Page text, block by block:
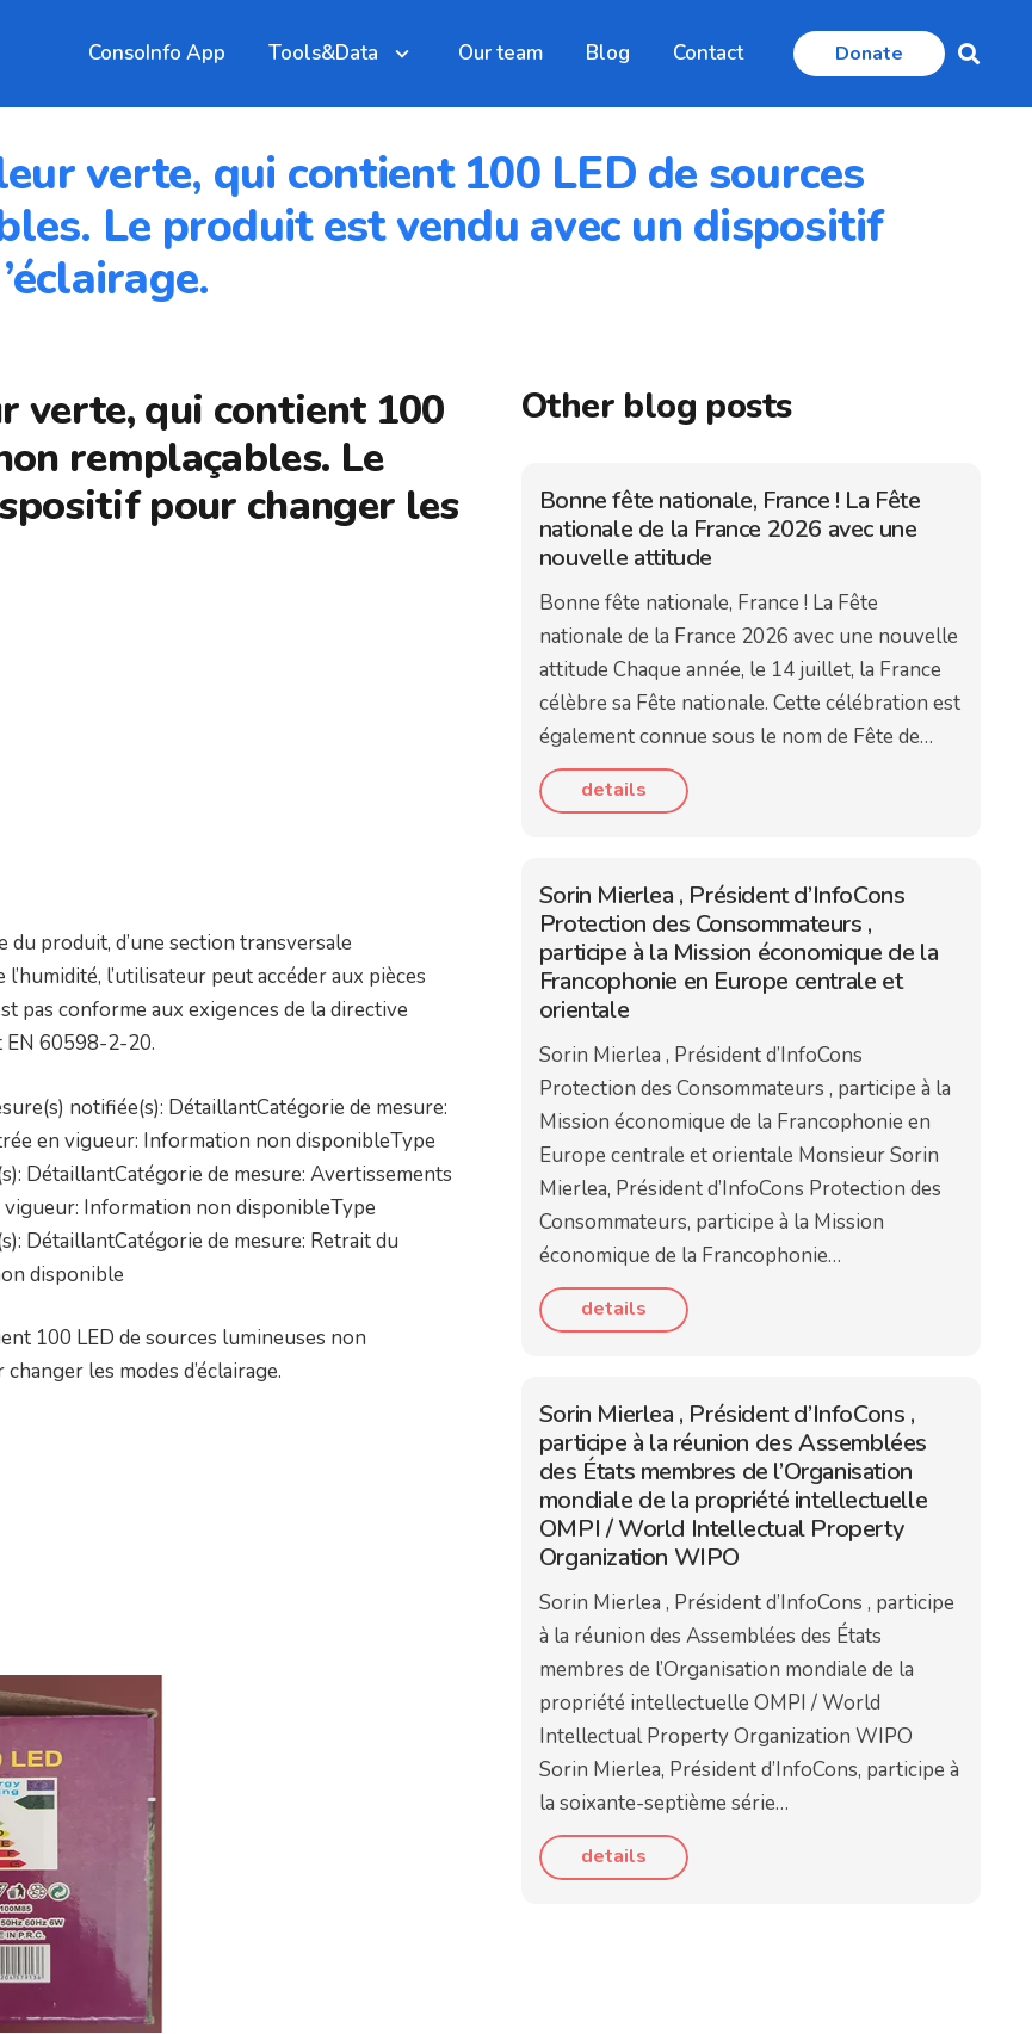
ConsoInfo App Tools&Data Our team Blog Contact Donate
verte, qui contient 100 LED de sources
Le produit est vendu avec un dispositif
verte, qui contient 100
remplaçables. Le
pour changer les
du produit, d’une section transversale
l’utilisateur peut accéder aux pièces
pas conforme aux exigences de la directive
EN 60598-2-20.
notifiée(s): DétaillantCatégorie de mesure:
en vigueur: Information non disponibleType
DétaillantCatégorie de mesure: Avertissements
vigueur: Information non disponibleType
DétaillantCatégorie de mesure: Retrait du
disponible
100 LED de sources lumineuses non
les modes d’éclairage.
Other blog posts
Bonne fête nationale, France ! La Fête
nationale de la France 2026 avec une
nouvelle attitude
Bonne fête nationale, France ! La Fête
nationale de la France 2026 avec une nouvelle
attitude Chaque année, le 14 juillet, la France
célèbre sa Fête nationale. Cette célébration est
également connue sous le nom de Fête de…
details
Sorin Mierlea , Président d’InfoCons
Protection des Consommateurs ,
participe à la Mission économique de la
Francophonie en Europe centrale et
orientale
Sorin Mierlea , Président d’InfoCons
Protection des Consommateurs , participe à la
Mission économique de la Francophonie en
Europe centrale et orientale Monsieur Sorin
Mierlea, Président d’InfoCons Protection des
Consommateurs, participe à la Mission
économique de la Francophonie…
details
Sorin Mierlea , Président d’InfoCons ,
participe à la réunion des Assemblées
des États membres de l’Organisation
mondiale de la propriété intellectuelle
OMPI / World Intellectual Property
Organization WIPO
Sorin Mierlea , Président d’InfoCons , participe
à la réunion des Assemblées des États
membres de l’Organisation mondiale de la
propriété intellectuelle OMPI / World
Intellectual Property Organization WIPO
Sorin Mierlea, Président d’InfoCons, participe à
la soixante-septième série…
details